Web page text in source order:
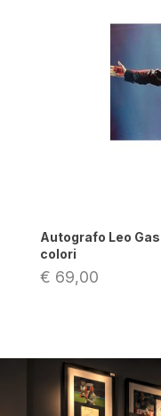
Autografo Leo
colori
€ 69,00